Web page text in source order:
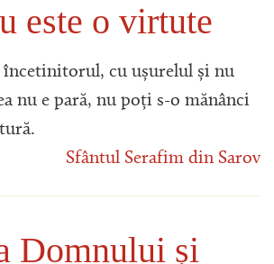
este o virtute
încetinitorul, cu ușurelul și nu
nu e pară, nu poți s-o mănânci
Sfântul Serafim din Sarov
Domnului și